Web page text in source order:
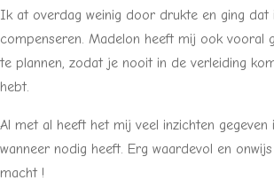
Ik at overdag weinig door drukte en ging dat
compenseren. Madelon heeft mij ook vooral
te plannen, zodat je nooit in de verleiding
hebt.
Al met al heeft het mij veel inzichten gegeven
wanneer nodig heeft. Erg waardevol en
macht !